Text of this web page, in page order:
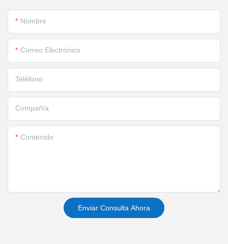
Nombre
Correo Electrónico
Teléfono
Compañía
Contenido
Enviar Consulta Ahora